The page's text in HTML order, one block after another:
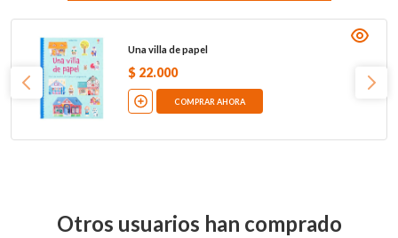
Una villa de papel
$ 22.000
COMPRAR AHORA
Otros usuarios han comprado